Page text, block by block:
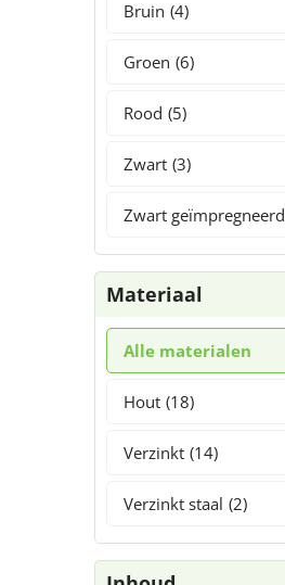
Bruin (4)
Groen (6)
Rood (5)
Zwart (3)
Zwart geïmpregneerd
Materiaal
Alle materialen
Hout (18)
Verzinkt (14)
Verzinkt staal (2)